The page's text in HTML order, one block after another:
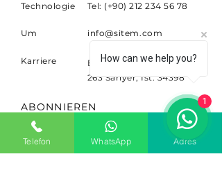
Technologie Tel: (+90)212 234 56 78
Um info@sitem.com
Karriere
Büyükdere Cad. NEIN.
263 Sariyer, Ist. 34398
ABONNIEREN
Melden Sie sich für
Neuigkeiten und Updates an.
Telefon WhatsApp Adres
How can we help you?
1